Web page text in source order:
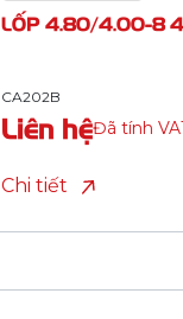
LỐP 4.10/3.50-6
CA218A
Liên hệĐã tính
Chi tiết